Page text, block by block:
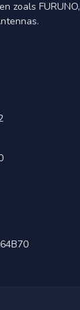
zoals FURUNO,